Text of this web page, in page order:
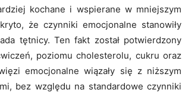
kochane i wspierane w mniejszym
że czynniki emocjonalne stanowiły
tętnicy. Ten fakt został potwierdzony
poziomu cholesterolu, cukru oraz
emocjonalne wiązały się z niższym
bez względu na standardowe czynniki